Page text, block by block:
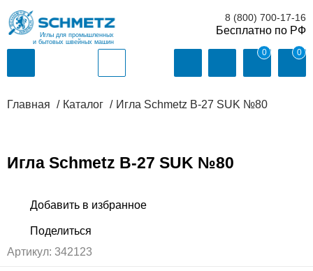
Иглы для промышленных
и бытовых швейных машин
8 (800) 700-17-16
0 0
Главная Каталог Игла Schmetz B-27 SUK №80
Игла Schmetz B-27 SUK №80
Артикул: 342123